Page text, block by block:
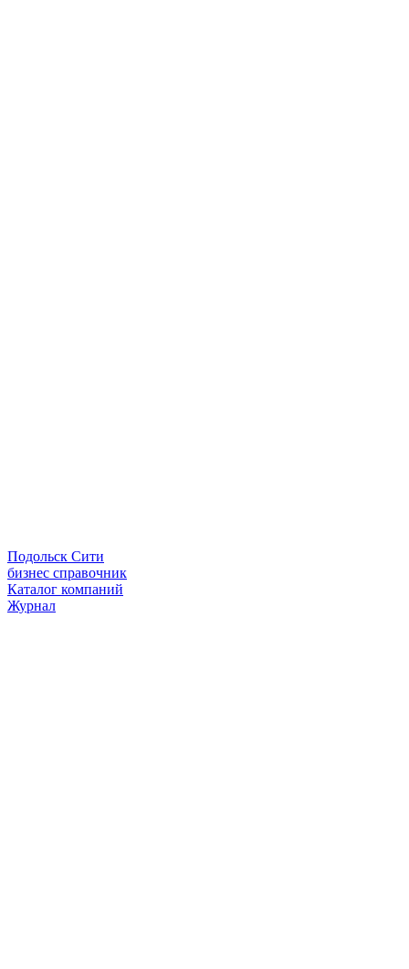
Подольск Сити
бизнес справочник
Каталог компаний
Журнал